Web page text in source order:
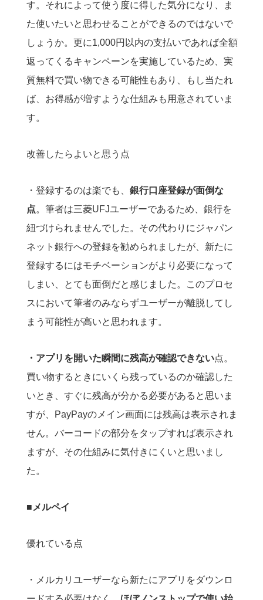
す。それによって使う度に得した気分になり、ま
た使いたいと思わせることができるのではないで
しょうか。更に1,000円以内の支払いであれば全額
返ってくるキャンペーンを実施しているため、実
質無料で買い物できる可能性もあり、もし当たれ
ば、お得感が増すような仕組みも用意されていま
す。
改善したらよいと思う点
・登録するのは楽でも、 銀行口座登録が面倒な
点。筆者は三菱UFJユーザーであるため、銀行を
紐づけられませんでした。その代わりにジャパン
ネット銀行への登録を勧められましたが、新たに
登録するにはモチベーションがより必要になって
しまい、とても面倒だと感じました。このプロセ
スにおいて筆者のみならずユーザーが離脱してし
まう可能性が高いと思われます。
・アプリを開いた瞬間に残高が確認できない点。
買い物するときにいくら残っているのか確認した
いとき、すぐに残高が分かる必要があると思いま
すが、PayPayのメイン画面には残高は表示されま
せん。バーコードの部分をタップすれば表示され
ますが、その仕組みに気付きにくいと思いまし
た。
■メルペイ
優れている点
・メルカリユーザーなら新たにアプリをダウンロ